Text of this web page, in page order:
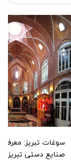
سوغات تبریز:
صنایع دستی تبریز